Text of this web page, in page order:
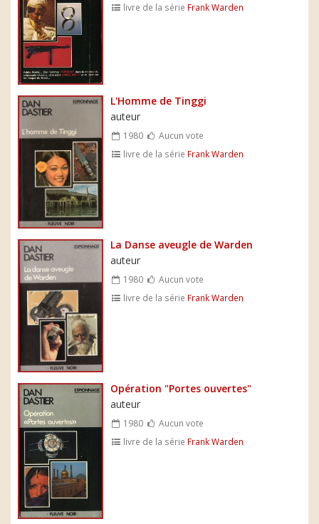
livre de la série Frank Warden
L'Homme de Tinggi
auteur
1980
Aucun vote
livre de la série Frank Warden
La Danse aveugle de Warden
auteur
1980
Aucun vote
livre de la série Frank Warden
Opération "Portes ouvertes"
auteur
1980
Aucun vote
livre de la série Frank Warden